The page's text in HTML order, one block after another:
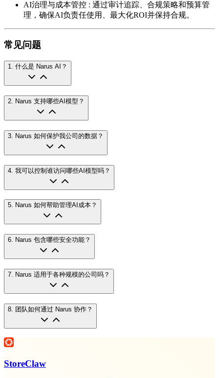
AI治理与成本管控 : 通过审计追踪、合规策略和预算管
理，确保AI负责任使用、最大化ROI并保持合规。
常见问题
1. 什么是 Narus AI？
2. Narus 支持哪些AI模型？
3 Narus 如何保护我公司的数据？
4 我可以控制谁访问哪些AI模型吗？
5. Narus 如何帮助管理AI成本？
6. Narus 包含哪些安全功能？
7 Narus 适用于各种规模的公司吗？
8 团队如何通过 Narus 协作？
StoreClaw